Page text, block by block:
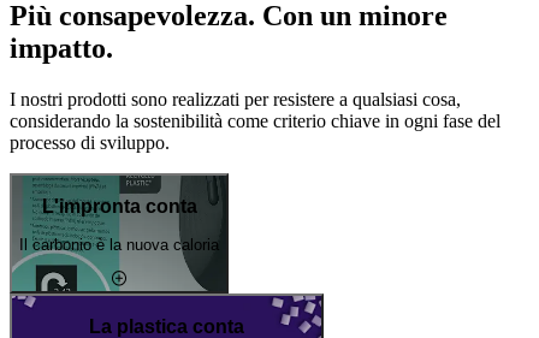
Più consapevolezza. Con un minore
impatto.
I nostri prodotti sono realizzati per resistere a qualsiasi cosa,
considerando la sostenibilità come criterio chiave in ogni fase del
processo di sviluppo.
L'impronta conta
Il carbonio è la nuova caloria
La plastica conta